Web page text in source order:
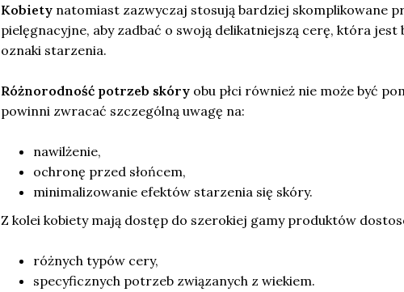
Kobiety natomiast zazwyczaj stosują bardziej skomplikowane
pielęgnacyjne, aby zadbać o swoją delikatniejszą cerę, która
oznaki starzenia.
Różnorodność potrzeb skóry obu płci również nie może być
powinni zwracać szczególną uwagę na:
nawilżenie,
ochronę przed słońcem,
minimalizowanie efektów starzenia się skóry.
Z kolei kobiety mają dostęp do szerokiej gamy produktów
różnych typów cery,
specyficznych potrzeb związanych z wiekiem.